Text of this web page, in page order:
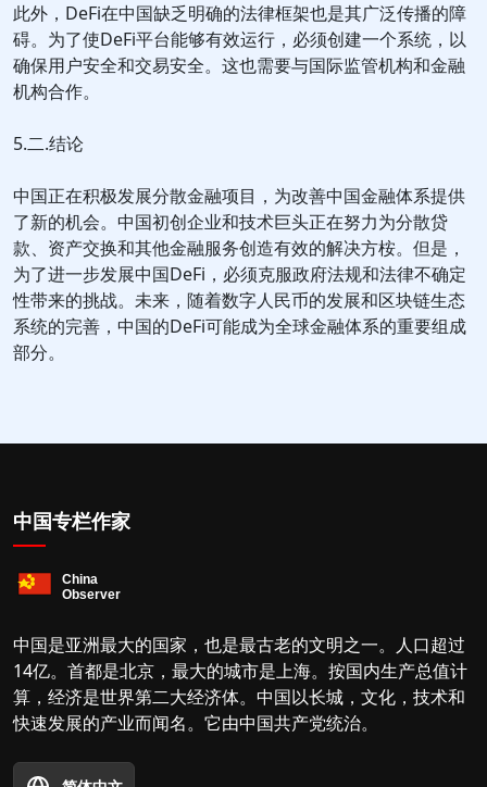
此外，DeFi在中国缺乏明确的法律框架也是其广泛传播的障
碍。为了使DeFi平台能够有效运行，必须创建一个系统，以
确保用户安全和交易安全。这也需要与国际监管机构和金融
机构合作。
5.二.结论
中国正在积极发展分散金融项目，为改善中国金融体系提供
了新的机会。中国初创企业和技术巨头正在努力为分散贷
款、资产交换和其他金融服务创造有效的解决方桉。但是，
为了进一步发展中国DeFi，必须克服政府法规和法律不确定
性带来的挑战。未来，随着数字人民币的发展和区块链生态
系统的完善，中国的DeFi可能成为全球金融体系的重要组成
部分。
中国专栏作家
中国是亚洲最大的国家，也是最古老的文明之一。人口超过
14亿。首都是北京，最大的城市是上海。按国内生产总值计
算，经济是世界第二大经济体。中国以长城，文化，技术和
快速发展的产业而闻名。它由中国共产党统治。